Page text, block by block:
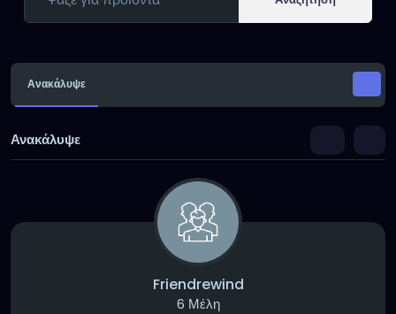
Ανακάλυψε
Ανακάλυψε
Friendrewind
6 Μέλη